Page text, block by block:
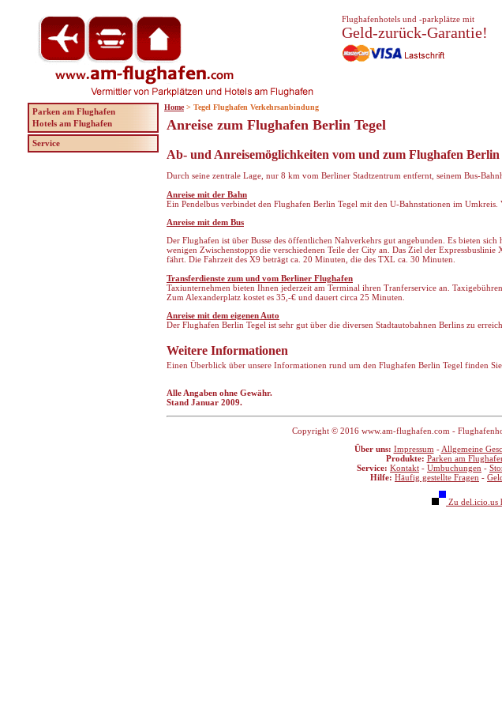
Anreise zum Flughafen Berlin Tegel
Ab- und Anreisemöglichkeiten vom und zum Flughafen Berlin
Durch seine zentrale Lage, nur 8 km vom Berliner Stadtzentrum entfernt, seinem Bus-
Anreise mit der Bahn
Ein Pendelbus verbindet den Flughafen Berlin Tegel mit den U-Bahnstationen im
Anreise mit dem Bus
Der Flughafen ist über Busse des öffentlichen Nahverkehrs gut angebunden. Es bieten
wenigen Zwischenstopps die verschiedenen Teile der City an. Das Ziel der
fährt. Die Fahrzeit des X9 beträgt ca. 20 Minuten, die des TXL ca. 30 Minuten.
Transferdienste zum und vom Berliner Flughafen
Taxiunternehmen bieten Ihnen jederzeit am Terminal ihren Tranferservice an.
Zum Alexanderplatz kostet es 35,-€ und dauert circa 25 Minuten.
Anreise mit dem eigenen Auto
Der Flughafen Berlin Tegel ist sehr gut über die diversen Stadtautobahnen Berlins zu
Weitere Informationen
Einen Überblick über unsere Informationen rund um den Flughafen Berlin Tegel finden Sie
Alle Angaben ohne Gewähr.
Stand Januar 2009.
Copyright © 2016 www.am-flughafen.com -
Über uns: Impressum - Allgemeine
Produkte: Parken am
Service: Kontakt - Umbuchungen -
Hilfe: Häufig gestellte Fragen -
Zu del.icio.us
Parken am Flughafen
Hotels am Flughafen
Service
Flughafenhotels und -parkplätze mit
Geld-zurück-Garantie!
Home > Tegel Flughafen Verkehrsanbindung